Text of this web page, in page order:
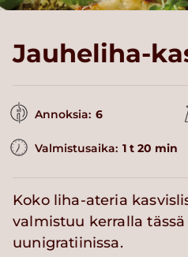
Jauheliha-
Annoksia: 6
Valmistusaika: 1 t 20 min
Koko liha-ateria
valmistuu kerralla
uunigratiinissa.